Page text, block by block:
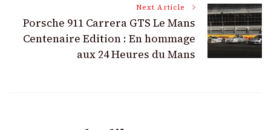
Next Article
Porsche 911 Carrera GTS Le Mans
Centenaire Edition : En hommage
aux 24 Heures du Mans